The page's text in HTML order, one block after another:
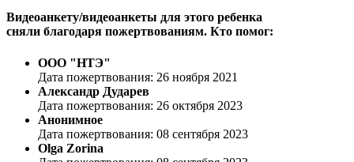
Видеоанкету/видеоанкеты для этого ребенка
сняли благодаря пожертвованиям. Кто помог:
ООО "НТЭ"
Дата пожертвования: 26 ноября 2021
Александр Дударев
Дата пожертвования: 26 октября 2023
Анонимное
Дата пожертвования: 08 сентября 2023
Olga Zorina